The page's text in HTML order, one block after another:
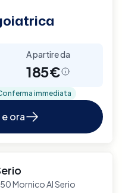
A partire da
185€
immediata
ora
Mornico Al Serio